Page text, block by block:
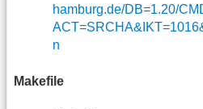
hamburg.de/DB=1.20/
n
Makefile